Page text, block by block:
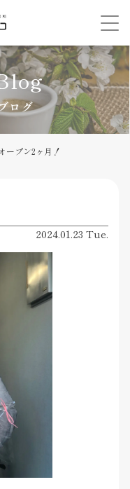
ログ
ープン2ヶ月！
2024.01.23 Tue.